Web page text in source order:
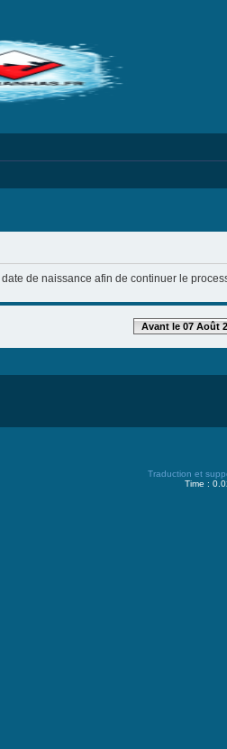
de naissance afin de continuer le
Avant le 07 Août
Traduction et
Time :